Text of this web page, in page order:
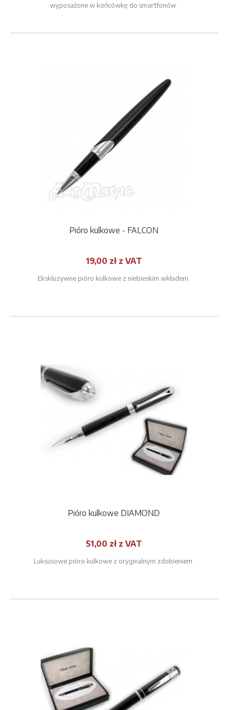
wyposażone w końcówkę do smartfonów.
Pióro kulkowe - FALCON
19,00 zł z VAT
Ekskluzywne pióro kulkowe z niebieskim wkładem.
Pióro kulkowe DIAMOND
51,00 zł z VAT
Luksusowe pióro kulkowe z oryginalnym zdobieniem.